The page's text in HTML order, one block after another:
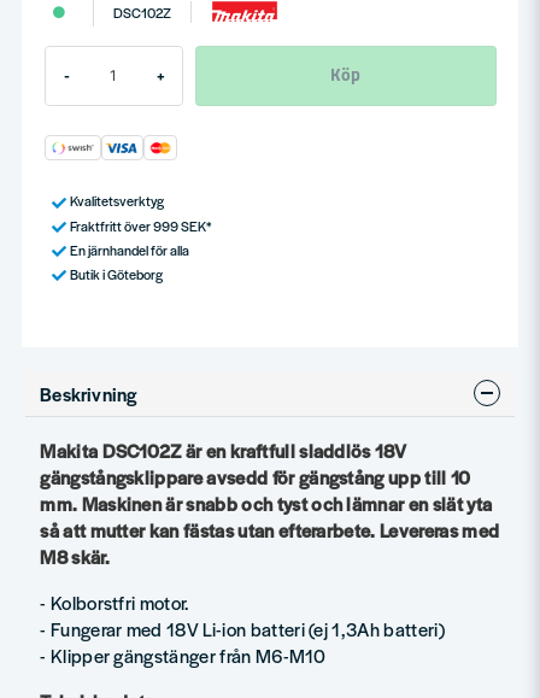
DSC102Z
- + Köp
Kvalitetsverktyg
Fraktfritt över 999 SEK*
En järnhandel för alla
Butik i Göteborg
Beskrivning
Makita DSC102Z är en kraftfull sladdlös 18V
gängstångsklippare avsedd för gängstång upp till 10
mm. Maskinen är snabb och tyst och lämnar en slät yta
så att mutter kan fästas utan efterarbete. Levereras med
M8 skär.
- Kolborstfri motor.
- Fungerar med 18V Li-ion batteri (ej 1,3Ah batteri)
- Klipper gängstänger från M6-M10